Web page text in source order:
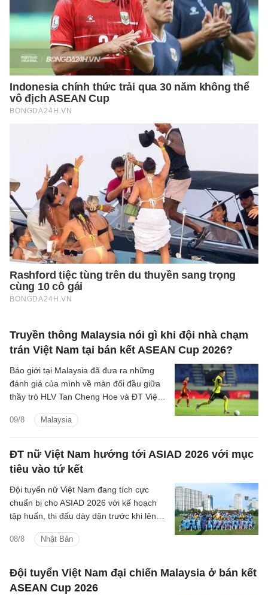
Truyền thông Malaysia nói gì khi đội nhà chạm
trán Việt Nam tại bán kết ASEAN Cup 2026?
09/8 Malaysia
Báo giới tại Malaysia đã đưa ra những
đánh giá của mình về màn đối đầu giữa
thầy trò HLV Tan Cheng Hoe và ĐT Việt
sắp tới.
ĐT nữ Việt Nam hướng tới ASIAD 2026 với mục
tiêu vào tứ kết
08/8 Nhật Bản
Đội tuyển nữ Việt Nam đang tích cực
chuẩn bị cho ASIAD 2026 với kế hoạch
tập huấn, thi đấu dày dặn trước khi lên
Đội tuyển Việt Nam đại chiến Malaysia ở bán kết
ASEAN Cup 2026